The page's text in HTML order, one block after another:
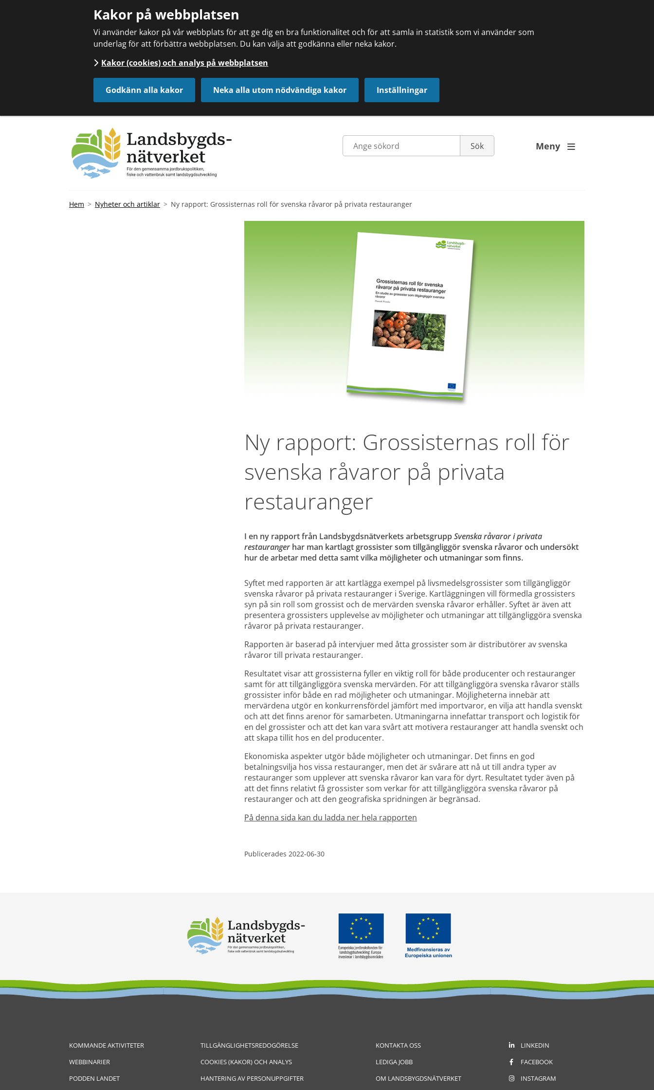
Kakor på webbplatsen
Vi använder kakor på vår webbplats för att ge dig en bra funktionalitet och för att samla in statistik som vi använder som
underlag för att förbättra webbplatsen. Du kan välja att godkänna eller neka kakor.
Kakor (cookies) och analys på webbplatsen
Godkänn alla kakor Neka alla utom nödvändiga kakor Inställningar
Meny 
Hem Nyheter och artiklar Ny rapport: Grossisternas roll för svenska råvaror på privata restauranger
Ny rapport: Grossisternas roll för
svenska råvaror på privata
restauranger
I en ny rapport från Landsbygdsnätverkets arbetsgrupp Svenska råvaror i privata
restauranger har man kartlagt grossister som tillgängliggör svenska råvaror och undersökt
hur de arbetar med detta samt vilka möjligheter och utmaningar som finns.
Syftet med rapporten är att kartlägga exempel på livsmedelsgrossister som tillgängliggör
svenska råvaror på privata restauranger i Sverige. Kartläggningen vill förmedla grossisters
syn på sin roll som grossist och de mervärden svenska råvaror erhåller. Syftet är även att
presentera grossisters upplevelse av möjligheter och utmaningar att tillgängliggöra svenska
råvaror på privata restauranger.
Rapporten är baserad på intervjuer med åtta grossister som är distributörer av svenska
råvaror till privata restauranger.
Resultatet visar att grossisterna fyller en viktig roll för både producenter och restauranger
samt för att tillgängliggöra svenska mervärden. För att tillgängliggöra svenska råvaror ställs
grossister inför både en rad möjligheter och utmaningar. Möjligheterna innebär att
mervärdena utgör en konkurrensfördel jämfört med importvaror, en vilja att handla svenskt
och att det finns arenor för samarbeten. Utmaningarna innefattar transport och logistik för
en del grossister och att det kan vara svårt att motivera restauranger att handla svenskt och
att skapa tillit hos en del producenter.
Ekonomiska aspekter utgör både möjligheter och utmaningar. Det finns en god
betalningsvilja hos vissa restauranger, men det är svårare att nå ut till andra typer av
restauranger som upplever att svenska råvaror kan vara för dyrt. Resultatet tyder även på
att det finns relativt få grossister som verkar för att tillgängliggöra svenska råvaror på
restauranger och att den geografiska spridningen är begränsad.
På denna sida kan du ladda ner hela rapporten
Publicerades 2022-06-30
KOMMANDE AKTIVITETER
WEBBINARIER
PODDEN LANDET
TILLGÄNGLIGHETSREDOGÖRELSE
COOKIES (KAKOR) OCH ANALYS
HANTERING AV PERSONUPPGIFTER
KONTAKTA OSS
LEDIGA JOBB
OM LANDSBYGDSNÄTVERKET
LINKEDIN
FACEBOOK
INSTAGRAM